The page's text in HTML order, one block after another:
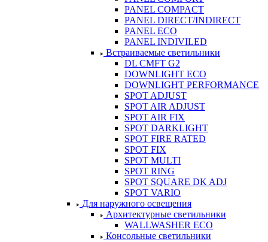
PANEL COMPACT
PANEL DIRECT/INDIRECT
PANEL ECO
PANEL INDIVILED
Встраиваемые светильники
DL CMFT G2
DOWNLIGHT ECO
DOWNLIGHT PERFORMANCE
SPOT ADJUST
SPOT AIR ADJUST
SPOT AIR FIX
SPOT DARKLIGHT
SPOT FIRE RATED
SPOT FIX
SPOT MULTI
SPOT RING
SPOT SQUARE DK ADJ
SPOT VARIO
Для наружного освещения
Архитектурные светильники
WALLWASHER ECO
Консольные светильники